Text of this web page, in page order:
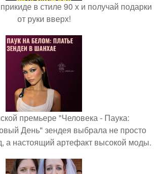
в стиле 90 х и получай подарки
от руки вверх!
премьере "Человека - Паука:
День" зендея выбрала не просто
а настоящий артефакт высокой моды.